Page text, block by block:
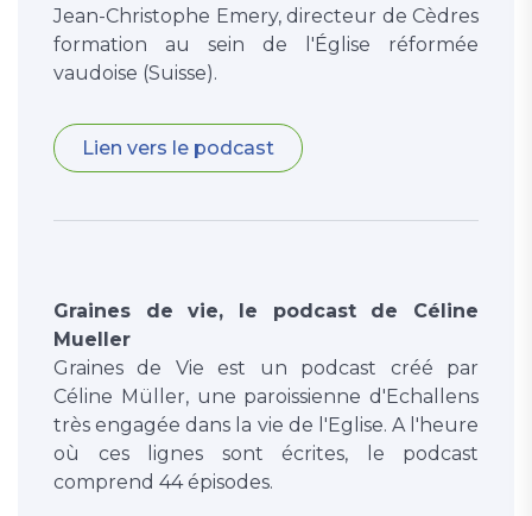
Jean-Christophe Emery, directeur de Cèdres
formation au sein de l'Église réformée
vaudoise (Suisse).
Lien vers le podcast
Graines de vie, le podcast de Céline
Mueller
Graines de Vie est un podcast créé par
Céline Müller, une paroissienne d'Echallens
très engagée dans la vie de l'Eglise. A l'heure
où ces lignes sont écrites, le podcast
comprend 44 épisodes.